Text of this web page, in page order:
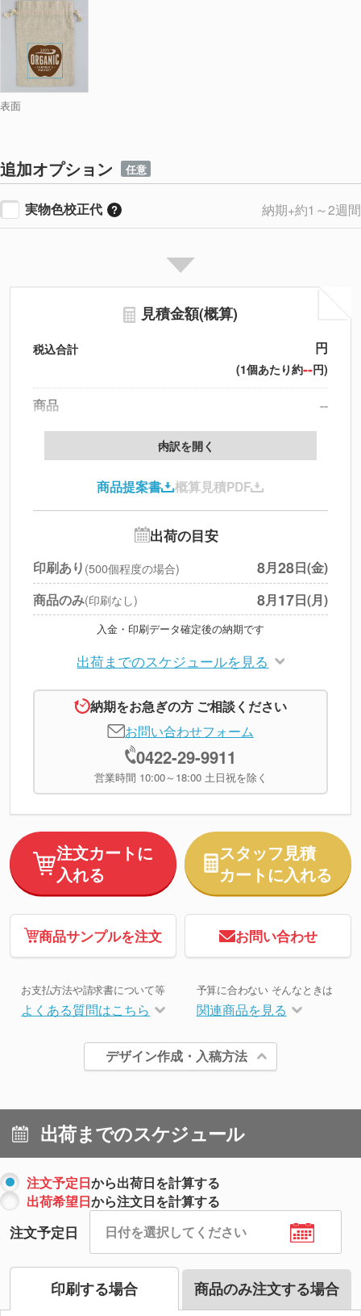
表面
追加オプション 任意
実物色校正代 納期+約1～2週間
見積金額(概算)
税込合計 円
(1個あたり約--円)
商品
--
製版代
印刷代
北海道・沖縄・離島 別途
円
※上記小計は税別です
内訳を開く
商品提案書 概算見積PDF
出荷の目安
印刷あり (500個程度の場合) 8月28日(金)
商品のみ(印刷なし) 8月17日(月)
入金・印刷データ確定後の納期です
出荷までのスケジュールを見る
納期をお急ぎの方 ご相談ください
お問い合わせフォーム
0422-29-9911
営業時間 10:00～18:00 土日祝を除く
注文カートに
入れる
スタッフ見積
カートに入れる
商品サンプルを注文 お問い合わせ
お支払方法や請求書について等
よくある質問はこちら
予算に合わない そんなときは
関連商品を見る
デザイン作成・入稿方法
出荷までのスケジュール
注文予定日から出荷日を計算する
出荷希望日から注文日を計算する
注文予定日
印刷する場合 商品のみ注文する場合